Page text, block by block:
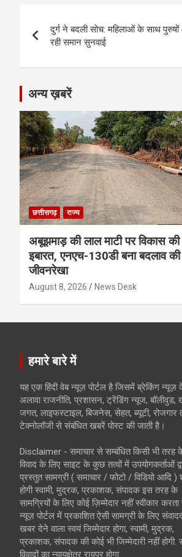
o
o
k
g
er
A
p
a
navigation
दुर्ग ने बदली सोच: महिलाओं के साथ पुरुषों
रही समान सुनवाई
अन्य ख़बरें
छत्तीसगढ़ राज्य
अबूझमाड़ की लाल माटी पर विकास
इबारत, एनएच-130डी बना बदलाव की
जीवनरेखा
August 8, 2026 News Desk
हमारे बारे में
यह एक हिंदी वेब न्यूज़ पोर्टल है जिसमें ब्रेकिंग न्यूज़
अलावा राजनीति, प्रशासन, ट्रेंडिंग न्यूज,
जगत, लाइफस्टाइल, बिजनेस, सेहत, ब्यूटी, रोजगार
टेक्नोलॉजी से संबंधित खबरें पोस्ट की जाती है।
Disclaimer - समाचार से सम्बंधित किसी भी तरह
विवाद के लिए साइट के कुछ तत्वों में उपयोगकर्ताओं
प्रस्तुत सामग्री ( समाचार / फोटो / विडियो आदि )
होगी स्वामी, मुद्रक, प्रकाशक, संपादक इस तरह के
सामग्रियों के लिए कोई ज़िम्मेदार नहीं स्वीकार करता
न्यूज़ पोर्टल में प्रकाशित ऐसी सामग्री के लिए
खबर देने वाला स्वयं जिम्मेदार होगा, स्वामी, मुद्रक,
प्रकाशक, संपादक की कोई भी जिम्मेदारी नहीं होगी.
विवादों का न्यायक्षेत्र रायपुर होगा